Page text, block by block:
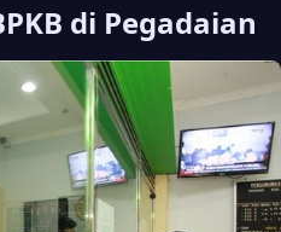
di Pegadaian